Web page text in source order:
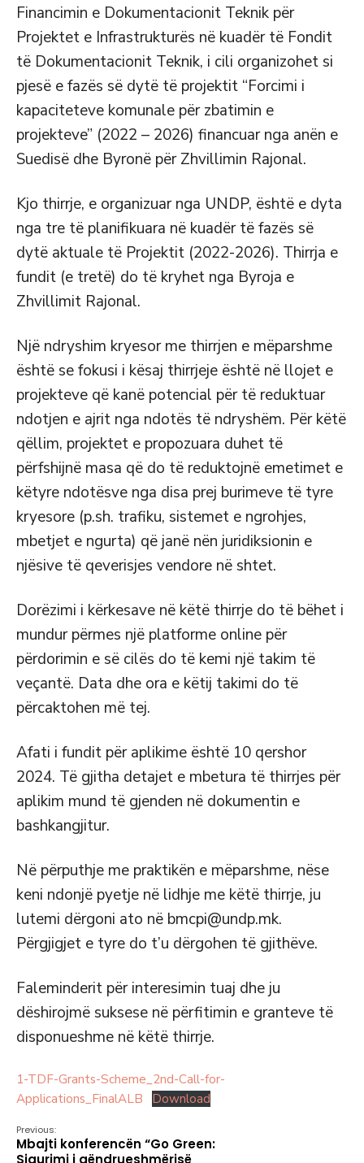
Financimin e Dokumentacionit Teknik për
Projektet e Infrastrukturës në kuadër të Fondit
të Dokumentacionit Teknik, i cili organizohet si
pjesë e fazës së dytë të projektit “Forcimi i
kapaciteteve komunale për zbatimin e
projekteve” (2022 – 2026) financuar nga anën e
Suedisë dhe Byronë për Zhvillimin Rajonal.
Kjo thirrje, e organizuar nga UNDP, është e dyta
nga tre të planifikuara në kuadër të fazës së
dytë aktuale të Projektit (2022-2026). Thirrja e
fundit (e tretë) do të kryhet nga Byroja e
Zhvillimit Rajonal.
Një ndryshim kryesor me thirrjen e mëparshme
është se fokusi i kësaj thirrjeje është në llojet e
projekteve që kanë potencial për të reduktuar
ndotjen e ajrit nga ndotës të ndryshëm. Për këtë
qëllim, projektet e propozuara duhet të
përfshijnë masa që do të reduktojnë emetimet e
këtyre ndotësve nga disa prej burimeve të tyre
kryesore (p.sh. trafiku, sistemet e ngrohjes,
mbetjet e ngurta) që janë nën juridiksionin e
njësive të qeverisjes vendore në shtet.
Dorëzimi i kërkesave në këtë thirrje do të bëhet i
mundur përmes një platforme online për
përdorimin e së cilës do të kemi një takim të
veçantë. Data dhe ora e këtij takimi do të
përcaktohen më tej.
Afati i fundit për aplikime është 10 qershor
2024. Të gjitha detajet e mbetura të thirrjes për
aplikim mund të gjenden në dokumentin e
bashkangjitur.
Në përputhje me praktikën e mëparshme, nëse
keni ndonjë pyetje në lidhje me këtë thirrje, ju
lutemi dërgoni ato në bmcpi@undp.mk.
Përgjigjet e tyre do t’u dërgohen të gjithëve.
Faleminderit për interesimin tuaj dhe ju
dëshirojmë suksese në përfitimin e granteve të
disponueshme në këtë thirrje.
1-TDF-Grants-Scheme_2nd-Call-for-
Applications_FinalALB
Download
Previous:
Mbajti konferencën “Go Green:
Sigurimi i qëndrueshmërisë